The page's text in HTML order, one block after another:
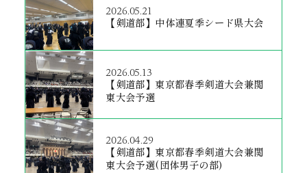
2026.05.21
【剣道部】中体連夏季シード県大会
2026.05.13
【剣道部】東京都春季剣道大会兼関
東大会予選
2026.04.29
【剣道部】東京都春季剣道大会兼関
東大会予選(団体男子の部)